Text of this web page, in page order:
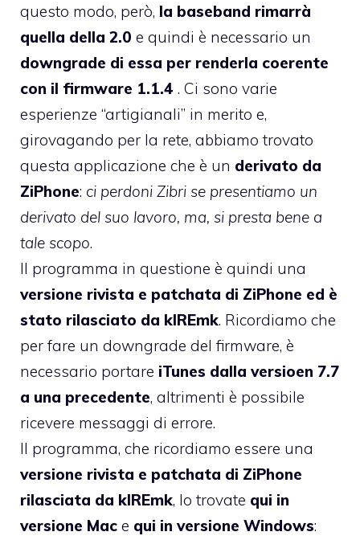
questo modo, però, la baseband rimarrà
quella della 2.0 e quindi è necessario un
downgrade di essa per renderla coerente
con il firmware 1.1.4 . Ci sono varie
esperienze “artigianali” in merito e,
girovagando per la rete, abbiamo trovato
questa applicazione che è un derivato da
ZiPhone: ci perdoni Zibri se presentiamo un
derivato del suo lavoro, ma, si presta bene a
tale scopo.
Il programma in questione è quindi una
versione rivista e patchata di ZiPhone ed è
stato rilasciato da kIREmk. Ricordiamo che
per fare un downgrade del firmware, è
necessario portare iTunes dalla versioen 7.7
a una precedente, altrimenti è possibile
ricevere messaggi di errore.
Il programma, che ricordiamo essere una
versione rivista e patchata di ZiPhone
rilasciata da kIREmk, lo trovate qui in
versione Mac e qui in versione Windows: